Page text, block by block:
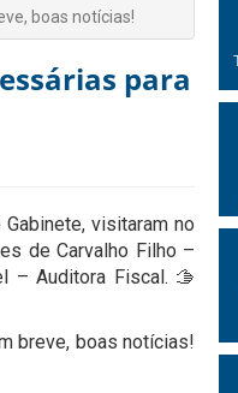
boas notícias!
para
visitaram no
de Carvalho Filho –
– Auditora Fiscal. 🫱
breve, boas notícias!